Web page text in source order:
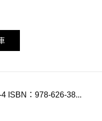
ISBN：978-626-38...